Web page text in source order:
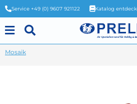
Service +49 (0) 9607 921122 Katalog
Mosaik